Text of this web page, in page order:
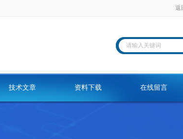
返
技术文章 资料下载 在线留言